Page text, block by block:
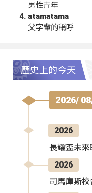
男性青年
atamatama
父字輩的稱呼
歷史上的今天
2026/
2026
長耀盃未
2026
司馬庫斯